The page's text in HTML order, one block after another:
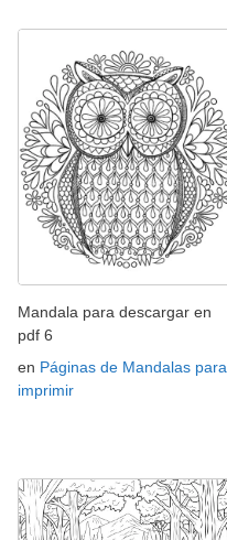
Mandala para descargar en
pdf 6
en Páginas de Mandalas para
imprimir